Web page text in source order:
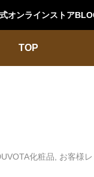
オンラインストア
TOP
化粧品 お客様